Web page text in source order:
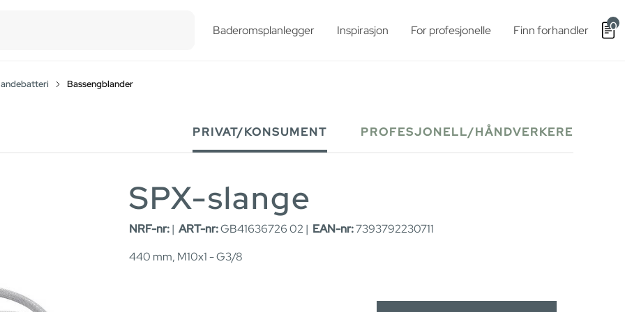
Baderomsplanlegger Inspirasjon For profesjonelle Finn forhandler 0
Bassengblander
PRIVAT/KONSUMENT PROFESJONELL/HÅNDVERKERE
SPX-slange
NRF-nr:| ART-nr:GB41636726 02 | EAN-nr:7393792230711
440 mm, M10x1 - G3/8